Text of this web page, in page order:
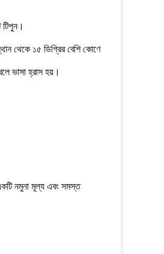
টিপুন।
থেকে ১৫ ডিগ্রির বেশি কোণে
ভাসা হ্রাস হয়।
নমুনা মূল্য এবং সমস্ত